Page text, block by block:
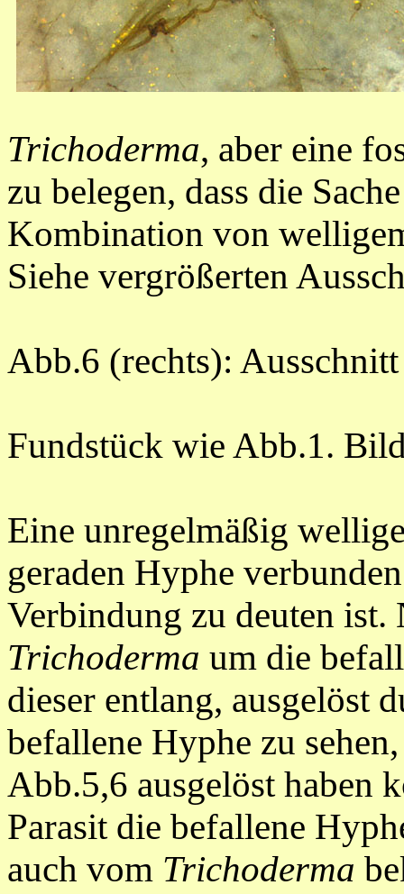
Trichoderma, aber eine
zu belegen, dass die
Kombination von
Siehe vergrößerten
Abb.6 (rechts):
Fundstück wie Abb.1.
Eine unregelmäßig
geraden Hyphe
Verbindung zu deuten
Trichoderma um die
dieser entlang, ausgelöst
befallene Hyphe zu
Abb.5,6 ausgelöst haben
Parasit die befallene
auch vom Trichoderma